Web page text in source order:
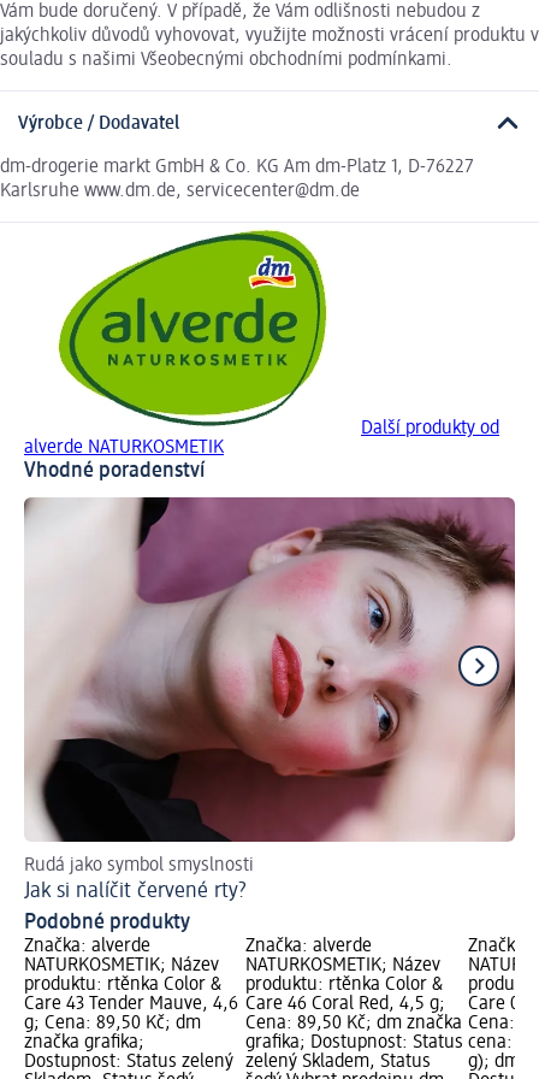
Vám bude doručený. V případě, že Vám odlišnosti nebudou z
jakýchkoliv důvodů vyhovovat, využijte možnosti vrácení produktu v
souladu s našimi Všeobecnými obchodními podmínkami.
Výrobce / Dodavatel
dm-drogerie markt GmbH & Co. KG Am dm-Platz 1, D-76227
Karlsruhe www.dm.de, servicecenter@dm.de
Další produkty od
alverde NATURKOSMETIK
Vhodné poradenství
Rudá jako symbol smyslnosti
Jak si nalíčit červené rty?
Podobné produkty
Značka: alverde
NATURKOSMETIK; Název
produktu: rtěnka Color &
Care 43 Tender Mauve, 4,6
g; Cena: 89,50 Kč; dm
značka grafika;
Dostupnost: Status zelený
Značka: alverde
NATURKOSMETIK; Název
produktu: rtěnka Color &
Care 46 Coral Red, 4,5 g;
Cena: 89,50 Kč; dm značka
grafika; Dostupnost: Status
zelený Skladem, Status
Značka:
Care 07
Cena:
cena:
g); dm